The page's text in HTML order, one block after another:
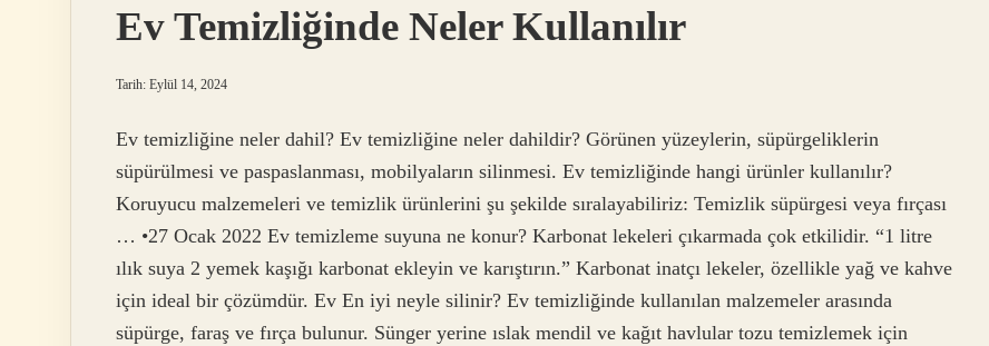
Ev Temizliğinde Neler Kullanılır
Tarih: Eylül 14, 2024
Ev temizliğine neler dahil? Ev temizliğine neler dahildir? Görünen yüzeylerin, süpürgeliklerin
süpürülmesi ve paspaslanması, mobilyaların silinmesi. Ev temizliğinde hangi ürünler kullanılır?
Koruyucu malzemeleri ve temizlik ürünlerini şu şekilde sıralayabiliriz: Temizlik süpürgesi veya fırçası
… •27 Ocak 2022 Ev temizleme suyuna ne konur? Karbonat lekeleri çıkarmada çok etkilidir. “1 litre
ılık suya 2 yemek kaşığı karbonat ekleyin ve karıştırın.” Karbonat inatçı lekeler, özellikle yağ ve kahve
için ideal bir çözümdür. Ev En iyi neyle silinir? Ev temizliğinde kullanılan malzemeler arasında
süpürge, faraş ve fırça bulunur. Sünger yerine ıslak mendil ve kağıt havlular tozu temizlemek için